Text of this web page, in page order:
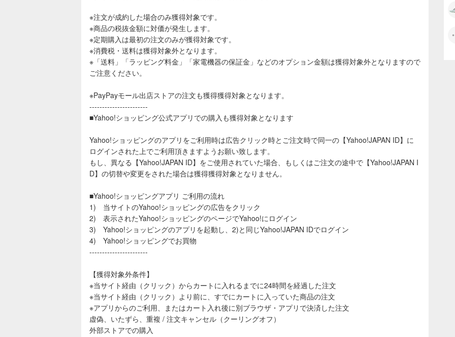
※注文が成約した場合のみ獲得対象です。
※商品の税抜金額に対価が発生します。
※定期購入は最初の注文のみが獲得対象です。
※消費税・送料は獲得対象外となります。
※「送料」「ラッピング料金」「家電機器の保証金」などのオプション金額は獲得対象外となりますので
ご注意ください。
※PayPayモール出店ストアの注文も獲得獲得対象となります。
-----------------------
■Yahoo!ショッピング公式アプリでの購入も獲得対象となります
Yahoo!ショッピングのアプリをご利用時は広告クリック時とご注文時で同一の【Yahoo!JAPAN ID】に
ログインされた上でご利用頂きますようお願い致します。
もし、異なる【Yahoo!JAPAN ID】をご使用されていた場合、もしくはご注文の途中で【Yahoo!JAPAN I
D】の切替や変更をされた場合は獲得獲得対象となりません。
■Yahoo!ショッピングアプリ ご利用の流れ
1) 当サイトのYahoo!ショッピングの広告をクリック
2) 表示されたYahoo!ショッピングのページでYahoo!にログイン
3) Yahoo!ショッピングのアプリを起動し、2)と同じYahoo!JAPAN IDでログイン
4) Yahoo!ショッピングでお買物
-----------------------
【獲得対象外条件】
※当サイト経由（クリック）からカートに入れるまでに24時間を経過した注文
※当サイト経由（クリック）より前に、すでにカートに入っていた商品の注文
※アプリからのご利用、またはカート入れ後に別ブラウザ・アプリで決済した注文
虚偽、いたずら、重複 / 注文キャンセル（クーリングオフ）
外部ストアでの購入